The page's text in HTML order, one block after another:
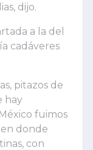
dijo.
a la del
cadáveres
pitazos de
hay
fuimos
donde
con